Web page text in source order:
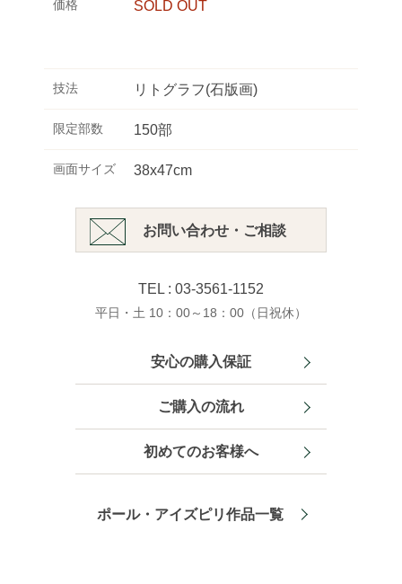
価格 SOLD OUT
技法 リトグラフ(石版画)
限定部数 150部
画面サイズ 38x47cm
お問い合わせ・ご相談
TEL : 03-3561-1152
平日・土 10：00～18：00（日祝休）
安心の購入保証
ご購入の流れ
初めてのお客様へ
ポール・アイズピリ作品一覧